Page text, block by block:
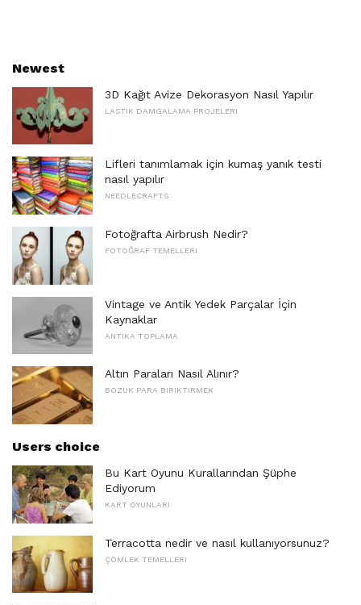
Newest
3D Kağıt Avize Dekorasyon Nasıl Yapılır
LASTIK DAMGALAMA PROJELERI
Lifleri tanımlamak için kumaş yanık testi
nasıl yapılır
NEEDLECRAFTS
Fotoğrafta Airbrush Nedir?
FOTOĞRAF TEMELLERI
Vintage ve Antik Yedek Parçalar İçin
Kaynaklar
ANTIKA TOPLAMA
Altın Paraları Nasıl Alınır?
BOZUK PARA BIRIKTIRMEK
Users choice
Bu Kart Oyunu Kurallarından Şüphe
Ediyorum
KART OYUNLARI
Terracotta nedir ve nasıl kullanıyorsunuz?
ÇÖMLEK TEMELLERI